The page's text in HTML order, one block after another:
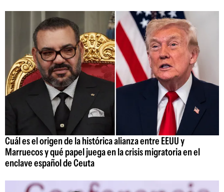
Cuál es el origen de la histórica alianza entre EEUU y
Marruecos y qué papel juega en la crisis migratoria en el
enclave español de Ceuta